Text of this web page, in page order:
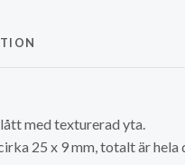
med texturerad yta.
25 x 9 mm, totalt är hela